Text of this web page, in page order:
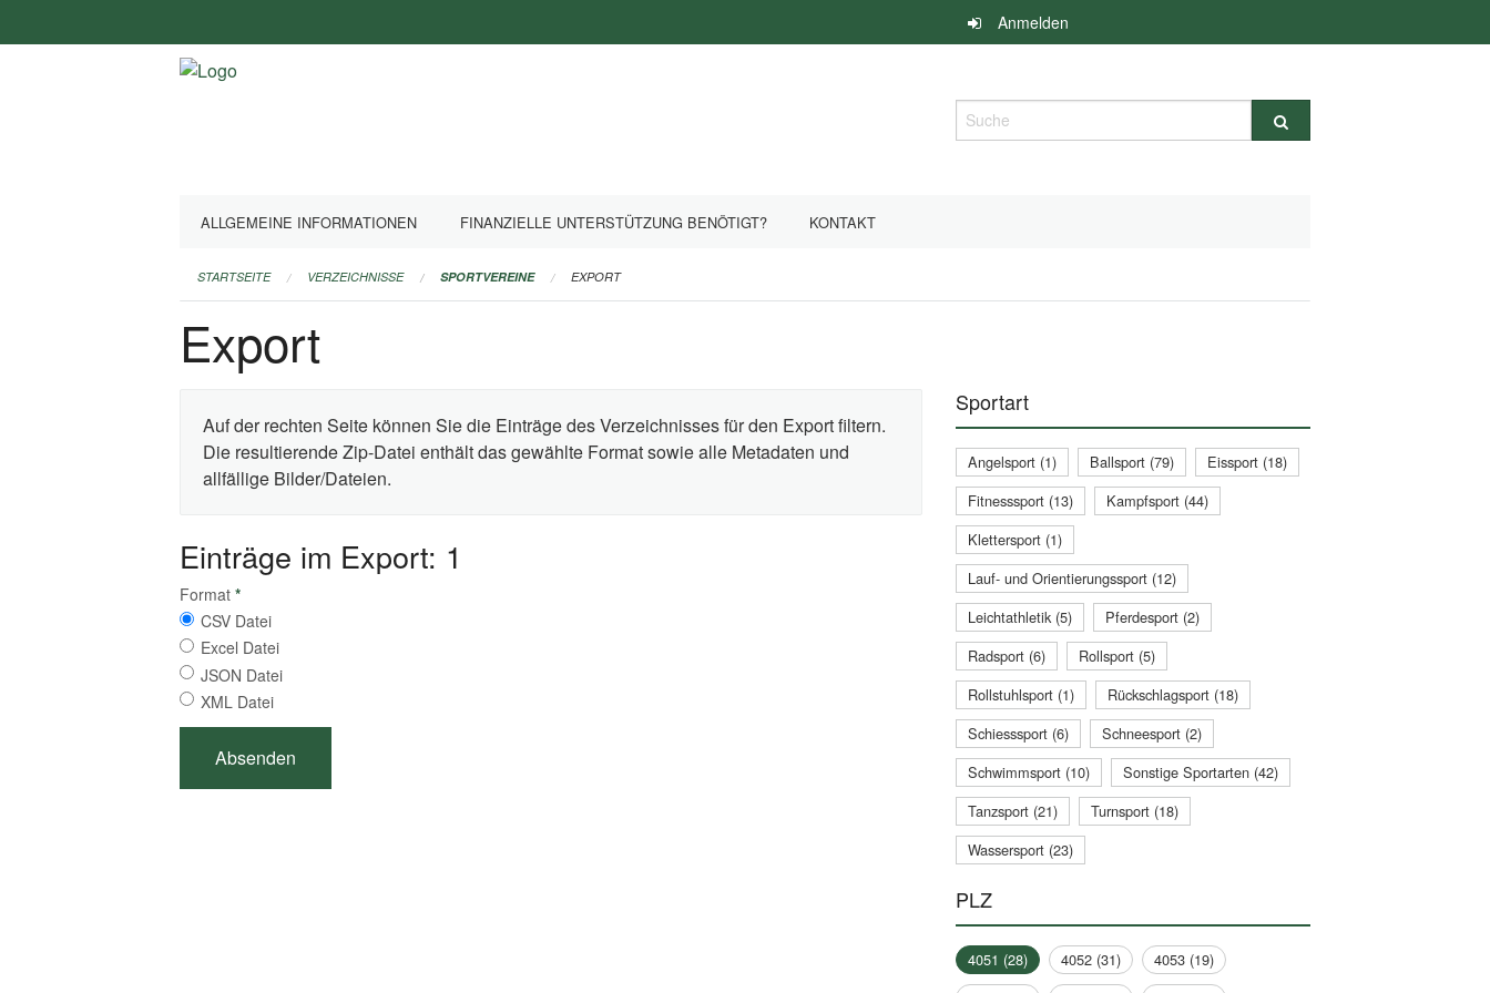
überspringen
Anmelden
Suche
ALLGEMEINE INFORMATIONEN FINANZIELLE UNTERSTÜTZUNG BENÖTIGT? KONTAKT
STARTSEITE VERZEICHNISSE SPORTVEREINE EXPORT
Export
Auf der rechten Seite können Sie die Einträge des Verzeichnisses für den Export filtern.
Die resultierende Zip-Datei enthält das gewählte Format sowie alle Metadaten und
allfällige Bilder/Dateien.
Einträge im Export: 1
Format *
CSV Datei
Excel Datei
JSON Datei
XML Datei
Sportart
Angelsport (1) Ballsport (79)
Eissport (18)
Fitnesssport (13)
Kampfsport (44)
Klettersport (1)
Lauf- und Orientierungssport (12)
Leichtathletik (5)
Pferdesport (2)
Radsport (6)
Rollsport (5)
Rollstuhlsport (1)
Rückschlagsport (18)
Schiesssport (6)
Schneesport (2)
Schwimmsport (10)
Sonstige Sportarten (42)
Tanzsport (21)
Turnsport (18)
Wassersport (23)
PLZ
4051 (28) 4052 (31)
4053 (19)